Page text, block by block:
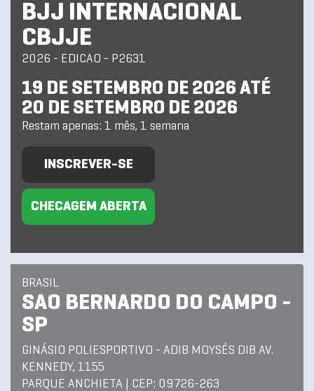
BJJ INTERNACIONAL
CBJJE
2026 - EDICAO - P2631
19 DE SETEMBRO DE 2026 ATÉ
20 DE SETEMBRO DE 2026
Restam apenas: 1 mês, 1 semana
INSCREVER-SE
CHECAGEM ABERTA
BRASIL
SAO BERNARDO DO CAMPO -
SP
GINÁSIO POLIESPORTIVO - ADIB MOYSÉS DIB AV.
KENNEDY, 1155
PARQUE ANCHIETA | CEP: 09726-263